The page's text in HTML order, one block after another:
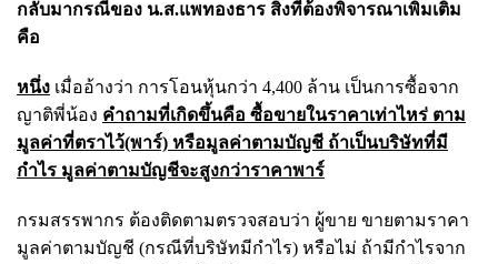
กลับมากรณีของ น.ส.แพทองธาร สิ่งที่ต้องพิจารณาเพิ่มเติม
คือ
หนึ่ง เมื่ออ้างว่า การโอนหุ้นกว่า 4,400 ล้าน เป็นการซื้อจาก
ญาติพี่น้อง คำถามที่เกิดขึ้นคือ ซื้อขายในราคาเท่าไหร่ ตาม
มูลค่าที่ตราไว้(พาร์) หรือมูลค่าตามบัญชี ถ้าเป็นบริษัทที่มี
กำไร มูลค่าตามบัญชีจะสูงกว่าราคาพาร์
กรมสรรพากร ต้องติดตามตรวจสอบว่า ผู้ขาย ขายตามราคา
มูลค่าตามบัญชี (กรณีที่บริษัทมีกำไร) หรือไม่ ถ้ามีกำไรจาก